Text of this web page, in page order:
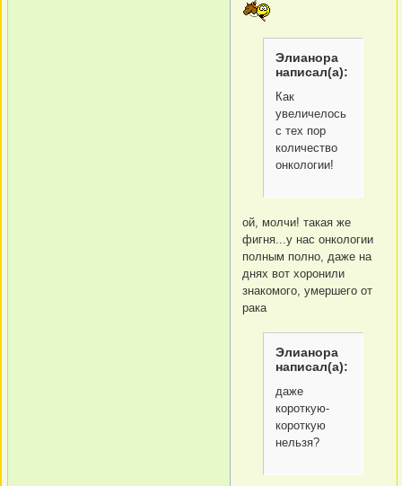
Элианора
написал(а):
Как
увеличелось
с тех пор
количество
онкологии!
ой, молчи! такая же
фигня...у нас онкологии
полным полно, даже на
днях вот хоронили
знакомого, умершего от
рака
Элианора
написал(а):
даже
короткую-
короткую
нельзя?